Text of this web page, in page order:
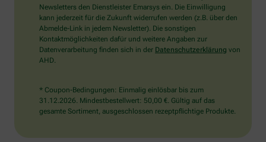
den
LKW.
Newsletters den Dienstleister Emarsys ein. Die Einwilligung
kann jederzeit für die Zukunft widerrufen werden (z.B. über den
Abmelde-Link in jedem Newsletter). Die sonstigen
Kontaktmöglichkeiten dafür und weitere Angaben zur
Datenverarbeitung finden sich in der Datenschutzerklärung von
AHD.
* Coupon-Bedingungen: Einmalig einlösbar bis zum
31.12.2026. Mindestbestellwert: 50,00 €. Gültig auf das
gesamte Sortiment, ausgeschlossen rezeptpflichtige Produkte.